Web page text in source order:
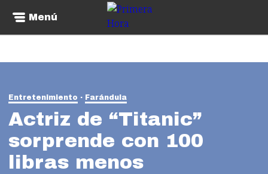
Menú
Entretenimiento Farándula
Actriz de “Titanic”
sorprende con 100
libras menos